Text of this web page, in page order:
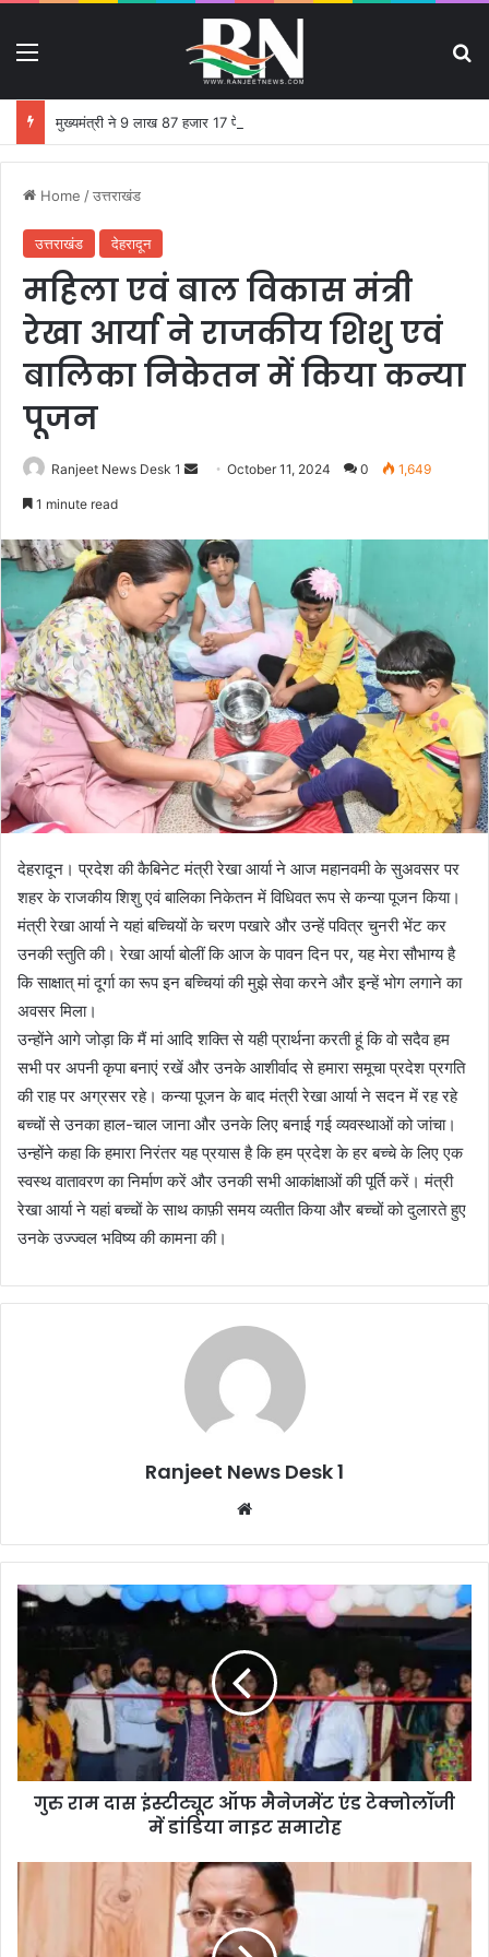
Home /उत्तराखंड
उत्तराखंड देहरादून
महिला एवं बाल विकास मंत्री
रेखा आर्या ने राजकीय शिशु एवं
बालिका निकेतन में किया कन्या
पूजन
Ranjeet News Desk 1
d
a
n
e
m
a
i
l
October 11, 2024 0 1,649
1 minute read
देहरादून। प्रदेश की कैबिनेट मंत्री रेखा आर्या ने आज महानवमी के सुअवसर पर
शहर के राजकीय शिशु एवं बालिका निकेतन में विधिवत रूप से कन्या पूजन किया।
मंत्री रेखा आर्या ने यहां बच्चियों के चरण पखारे और उन्हें पवित्र चुनरी भेंट कर
उनकी स्तुति की। रेखा आर्या बोलीं कि आज के पावन दिन पर, यह मेरा सौभाग्य है
कि साक्षात् मां दूर्गा का रूप इन बच्चियां की मुझे सेवा करने और इन्हें भोग लगाने का
अवसर मिला।
उन्होंने आगे जोड़ा कि मैं मां आदि शक्ति से यही प्रार्थना करती हूं कि वो सदैव हम
सभी पर अपनी कृपा बनाएं रखें और उनके आशीर्वाद से हमारा समूचा प्रदेश प्रगति
की राह पर अग्रसर रहे। कन्या पूजन के बाद मंत्री रेखा आर्या ने सदन में रह रहे
बच्चों से उनका हाल-चाल जाना और उनके लिए बनाई गई व्यवस्थाओं को जांचा।
उन्होंने कहा कि हमारा निरंतर यह प्रयास है कि हम प्रदेश के हर बच्चे के लिए एक
स्वस्थ वातावरण का निर्माण करें और उनकी सभी आकांक्षाओं की पूर्ति करें। मंत्री
रेखा आर्या ने यहां बच्चों के साथ काफ़ी समय व्यतीत किया और बच्चों को दुलारते हुए
उनके उज्ज्वल भविष्य की कामना की।
Ranjeet News Desk 1
te
गुरु राम दास इंस्टीट्यूट ऑफ मैनेजमेंट एंड टेक्नोलॉजी
में डांडिया नाइट समारोह